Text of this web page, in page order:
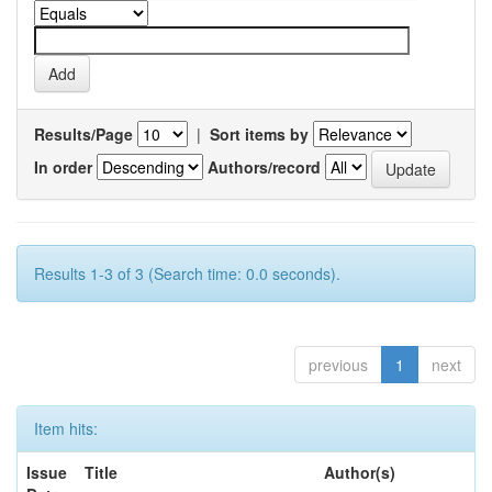
Results/Page | Sort items by
In order
Authors/record
Results 1-3 of 3 (Search time: 0.0 seconds).
previous 1 next
Item hits:
Issue
Title Author(s)